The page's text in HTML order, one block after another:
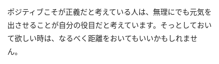
ポジティブこそが正義だと考えている人は、無理にでも元気を
出させることが自分の役目だと考えています。そっとしておい
て欲しい時は、なるべく距離をおいてもいいかもしれませ
ん。